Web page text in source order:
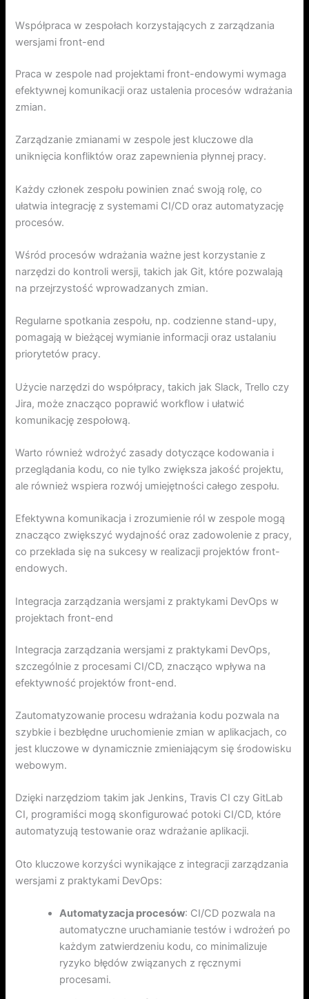
Współpraca w zespołach korzystających z zarządzania
wersjami front-end
Praca w zespole nad projektami front-endowymi wymaga
efektywnej komunikacji oraz ustalenia procesów wdrażania
zmian.
Zarządzanie zmianami w zespole jest kluczowe dla
uniknięcia konfliktów oraz zapewnienia płynnej pracy.
Każdy członek zespołu powinien znać swoją rolę, co
ułatwia integrację z systemami CI/CD oraz automatyzację
procesów.
Wśród procesów wdrażania ważne jest korzystanie z
narzędzi do kontroli wersji, takich jak Git, które pozwalają
na przejrzystość wprowadzanych zmian.
Regularne spotkania zespołu, np. codzienne stand-upy,
pomagają w bieżącej wymianie informacji oraz ustalaniu
priorytetów pracy.
Użycie narzędzi do współpracy, takich jak Slack, Trello czy
Jira, może znacząco poprawić workflow i ułatwić
komunikację zespołową.
Warto również wdrożyć zasady dotyczące kodowania i
przeglądania kodu, co nie tylko zwiększa jakość projektu,
ale również wspiera rozwój umiejętności całego zespołu.
Efektywna komunikacja i zrozumienie ról w zespole mogą
znacząco zwiększyć wydajność oraz zadowolenie z pracy,
co przekłada się na sukcesy w realizacji projektów front-
endowych.
Integracja zarządzania wersjami z praktykami DevOps w
projektach front-end
Integracja zarządzania wersjami z praktykami DevOps,
szczególnie z procesami CI/CD, znacząco wpływa na
efektywność projektów front-end.
Zautomatyzowanie procesu wdrażania kodu pozwala na
szybkie i bezbłędne uruchomienie zmian w aplikacjach, co
jest kluczowe w dynamicznie zmieniającym się środowisku
webowym.
Dzięki narzędziom takim jak Jenkins, Travis CI czy GitLab
CI, programiści mogą skonfigurować potoki CI/CD, które
automatyzują testowanie oraz wdrażanie aplikacji.
Oto kluczowe korzyści wynikające z integracji zarządzania
wersjami z praktykami DevOps:
Automatyzacja procesów: CI/CD pozwala na
automatyczne uruchamianie testów i wdrożeń po
każdym zatwierdzeniu kodu, co minimalizuje
ryzyko błędów związanych z ręcznymi
procesami.